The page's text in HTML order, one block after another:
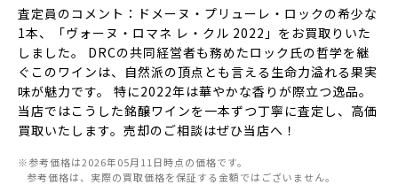
査定員のコメント：ドメーヌ・プリューレ・ロックの希少な
1本、「ヴォーヌ・ロマネ レ・クル 2022」をお買取りいた
しました。 DRCの共同経営者も務めたロック氏の哲学を継
ぐこのワインは、自然派の頂点とも言える生命力溢れる果実
味が魅力です。 特に2022年は華やかな香りが際立つ逸品。
当店ではこうした銘醸ワインを一本ずつ丁寧に査定し、高価
買取いたします。売却のご相談はぜひ当店へ！
※参考価格は2026年05月11日時点の価格です。
参考価格は、実際の買取価格を保証する金額ではございません。